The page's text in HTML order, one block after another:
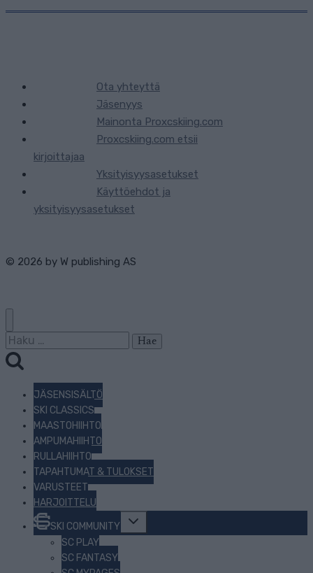
Ota yhteyttä
Jäsenyys
Mainonta Proxcskiing.com
Proxcskiing.com etsii
kirjoittajaa
Yksityisyysasetukset
Käyttöehdot ja
yksityisyysasetukset
© 2026 by W publishing AS
Haku:
JÄSENSISÄLTÖ
SKI CLASSICS
MAASTOHIIHTO
AMPUMAHIIHTO
RULLAHIIHTO
TAPAHTUMAT & TULOKSET
VARUSTEET
HARJOITTELU
SKI COMMUNITY
Toggle
child
menu
SC PLAY
SC FANTASY